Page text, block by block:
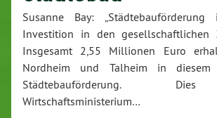
Susanne Bay:
Investition in den gesellschaftlichen
Insgesamt 2,55 Millionen Euro
Nordheim und Talheim in
Städtebauförderung.
Wirtschaftsministerium…